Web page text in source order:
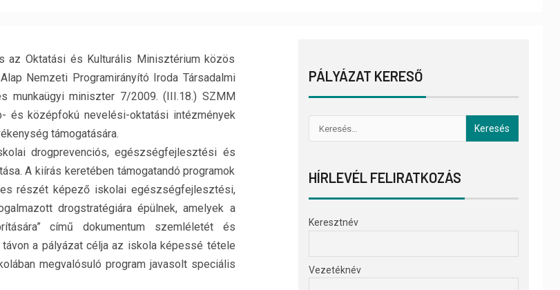
az Oktatási és Kulturális Minisztérium közös
Nemzeti Programirányító Iroda Társadalmi
munkaügyi miniszter 7/2009. (III.18.) SZMM
és középfokú nevelési-oktatási intézmények
támogatására.
drogprevenciós, egészségfejlesztési és
A kiírás keretében támogatandó programok
részét képező iskolai egészségfejlesztési,
drogstratégiára épülnek, amelyek a
című dokumentum szemléletét és
a pályázat célja az iskola képessé tétele
megvalósuló program javasolt speciális
PÁLYÁZAT KERESŐ
HÍRLEVÉL FELIRATKOZÁS
Keresztnév
Vezetéknév